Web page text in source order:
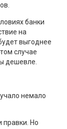
банки
на
выгоднее
случае
дешевле.
немало
правки. Но